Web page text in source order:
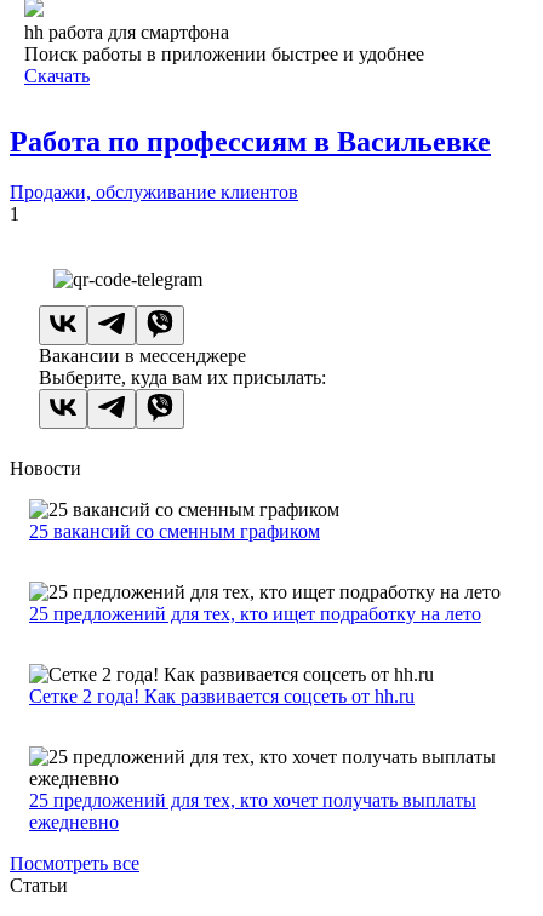
hh работа для смартфона
Поиск работы в приложении быстрее и удобнее
Скачать
Работа по профессиям в Васильевке
Продажи, обслуживание клиентов
1
Вакансии в мессенджере
Выберите, куда вам их присылать:
Новости
25 вакансий со сменным графиком
25 предложений для тех, кто ищет подработку на лето
Сетке 2 года! Как развивается соцсеть от hh.ru
25 предложений для тех, кто хочет получать выплаты
ежедневно
Посмотреть все
Статьи